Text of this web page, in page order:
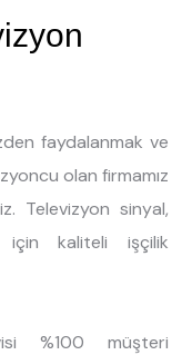
faydalanmak ve
olan firmamız
Televizyon sinyal,
kaliteli işçilik
%100 müşteri